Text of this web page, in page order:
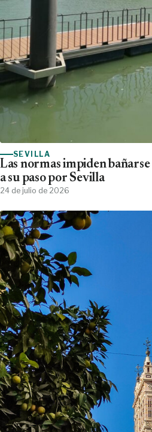
SEVILLA
Las normas impiden
a su paso por Sevilla
24 de julio de 2026